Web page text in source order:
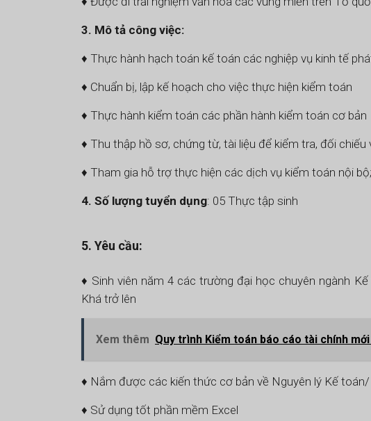
3. Mô tả công việc:
♦ Thực hành hạch toán kế toán các nghiệp vụ kinh tế
♦ Chuẩn bị, lập kế hoạch cho việc thực hiện kiểm toán
♦ Thực hành kiểm toán các phần hành kiểm toán cơ bản
♦ Thu thập hồ sơ, chứng từ, tài liệu để kiểm tra, đối chiếu
♦ Tham gia hỗ trợ thực hiện các dịch vụ kiểm toán nội
4. Số lượng tuyển dụng: 05 Thực tập sinh
5. Yêu cầu:
♦ Sinh viên năm 4 các trường đại học chuyên ngành
Khá trở lên
Xem thêm Quy trình Kiểm toán báo cáo tài chính
♦ Nắm được các kiến thức cơ bản về Nguyên lý Kế
♦ Sử dụng tốt phần mềm Excel